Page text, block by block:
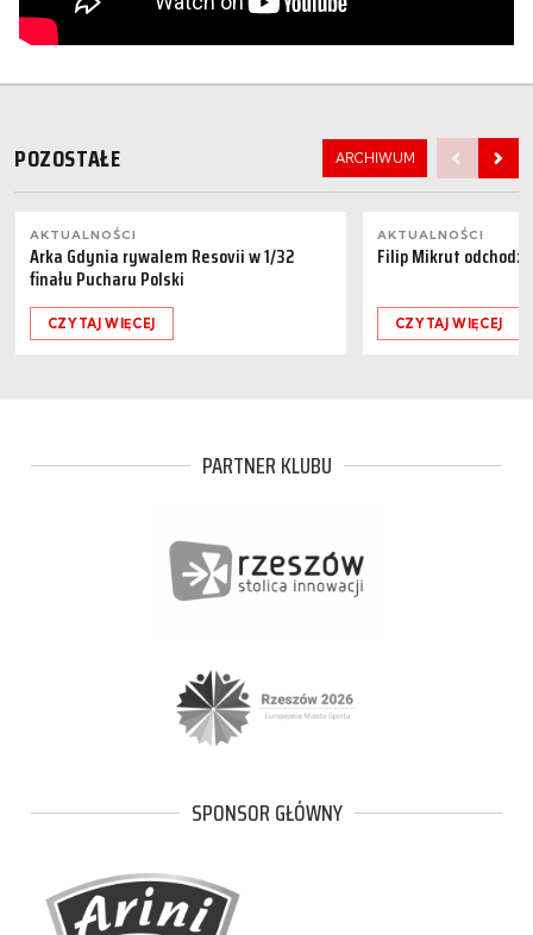
POZOSTAŁE ARCHIWUM
AKTUALNOŚCI
Arka Gdynia rywalem Resovii w 1/32
finału Pucharu Polski
CZYTAJ WIĘCEJ
AKTUALNOŚCI
Filip Mikrut
CZYTAJ WIĘCEJ
PARTNER KLUBU
SPONSOR GŁÓWNY